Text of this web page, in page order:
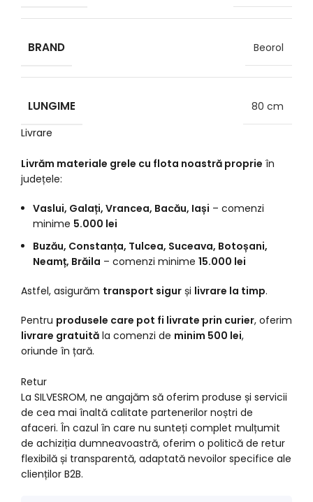
BRAND Beorol
LUNGIME
80 cm
Livrare
Livrăm materiale grele cu flota noastră proprie în
județele:
Vaslui, Galați, Vrancea, Bacău, Iași – comenzi
minime 5.000 lei
Buzău, Constanța, Tulcea, Suceava, Botoșani,
Neamț, Brăila – comenzi minime 15.000 lei
Astfel, asigurăm transport sigur și livrare la timp.
Pentru produsele care pot fi livrate prin curier, oferim
livrare gratuită la comenzi de minim 500 lei,
oriunde în țară.
Retur
La SILVESROM, ne angajăm să oferim produse și servicii
de cea mai înaltă calitate partenerilor noștri de
afaceri. În cazul în care nu sunteți complet mulțumit
de achiziția dumneavoastră, oferim o politică de retur
flexibilă și transparentă, adaptată nevoilor specifice ale
clienților B2B.